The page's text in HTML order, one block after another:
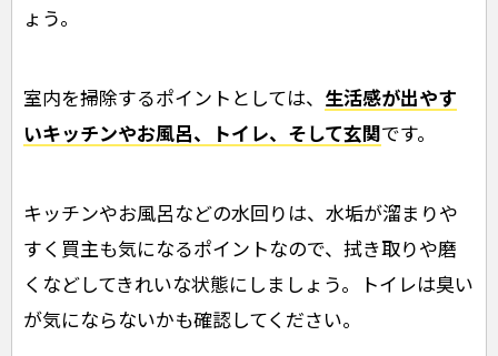
ょう。
室内を掃除するポイントとしては、 生活感が出やす
いキッチンやお風呂、トイレ、そして玄関です。
キッチンやお風呂などの水回りは、水垢が溜まりや
すく買主も気になるポイントなので、拭き取りや磨
くなどしてきれいな状態にしましょう。トイレは臭い
が気にならないかも確認してください。